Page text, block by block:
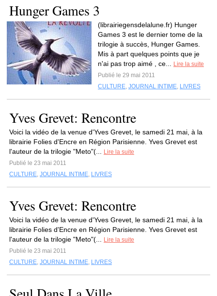
Hunger Games 3
(librairiegensdelalune.fr) Hunger
Games 3 est le dernier tome de la
trilogie à succès, Hunger Games.
Mis à part quelques points que je
n'ai pas trop aimé , ce...
Lire la suite
Publié le 29 mai 2011
CULTURE, JOURNAL INTIME, LIVRES
Yves Grevet: Rencontre
Voici la vidéo de la venue d'Yves Grevet, le samedi 21 mai, à la
librairie Folies d'Encre en Région Parisienne. Yves Grevet est
l'auteur de la trilogie "Meto"(...
Lire la suite
Publié le 23 mai 2011
CULTURE, JOURNAL INTIME, LIVRES
Yves Grevet: Rencontre
Voici la vidéo de la venue d'Yves Grevet, le samedi 21 mai, à la
librairie Folies d'Encre en Région Parisienne. Yves Grevet est
l'auteur de la trilogie "Meto"(...
Lire la suite
Publié le 23 mai 2011
CULTURE, JOURNAL INTIME, LIVRES